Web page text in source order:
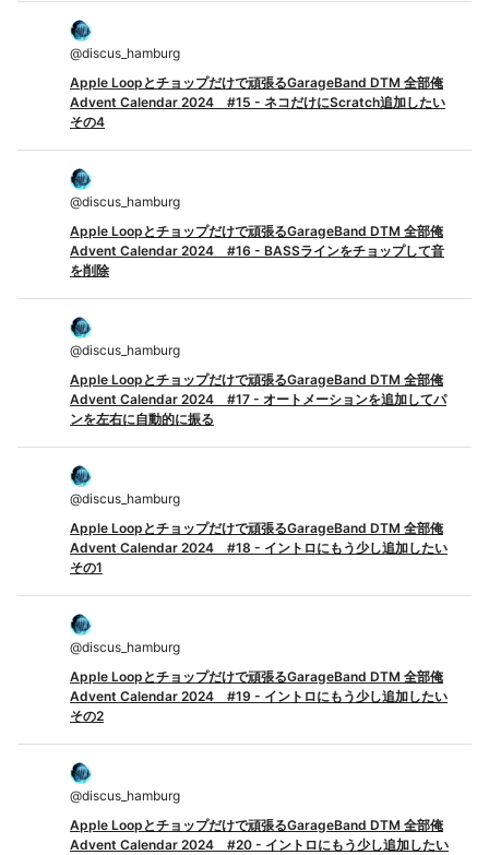
@discus_hamburg
Apple Loopとチョップだけで頑張るGarageBand DTM 全部俺
Advent Calendar 2024 #15 - ネコだけにScratch追加したい
その4
@discus_hamburg
Apple Loopとチョップだけで頑張るGarageBand DTM 全部俺
Advent Calendar 2024 #16 - BASSラインをチョップして音
を削除
@discus_hamburg
Apple Loopとチョップだけで頑張るGarageBand DTM 全部俺
Advent Calendar 2024 #17 - オートメーションを追加してパ
ンを左右に自動的に振る
@discus_hamburg
Apple Loopとチョップだけで頑張るGarageBand DTM 全部俺
Advent Calendar 2024 #18 - イントロにもう少し追加したい
その1
@discus_hamburg
Apple Loopとチョップだけで頑張るGarageBand DTM 全部俺
Advent Calendar 2024 #19 - イントロにもう少し追加したい
その2
@discus_hamburg
Apple Loopとチョップだけで頑張るGarageBand DTM 全部俺
Advent Calendar 2024 #20 - イントロにもう少し追加したい